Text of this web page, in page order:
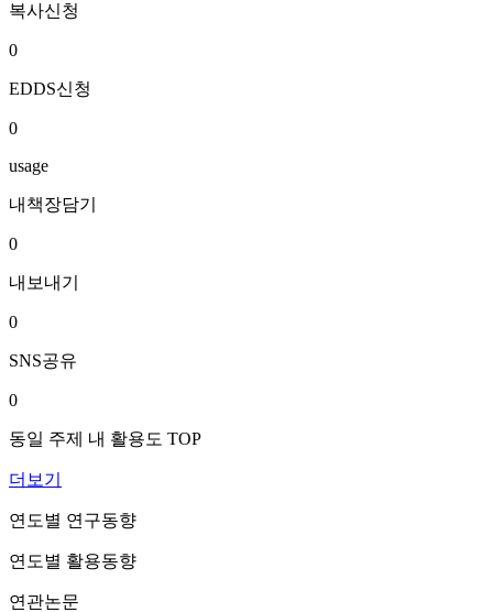
복사신청
0
EDDS신청
0
usage
내책장담기
0
내보내기
0
SNS공유
0
동일 주제 내 활용도 TOP
더보기
연도별 연구동향
연도별 활용동향
연관논문